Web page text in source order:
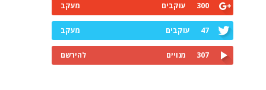
300 עוקבים מעקב
47 עוקבים מעקב
307 מנויים להירשם